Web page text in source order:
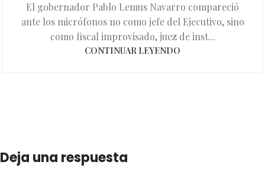
El gobernador Pablo Lemus Navarro compareció
ante los micrófonos no como jefe del Ejecutivo, sino
como fiscal improvisado, juez de inst...
CONTINUAR LEYENDO
Deja una respuesta